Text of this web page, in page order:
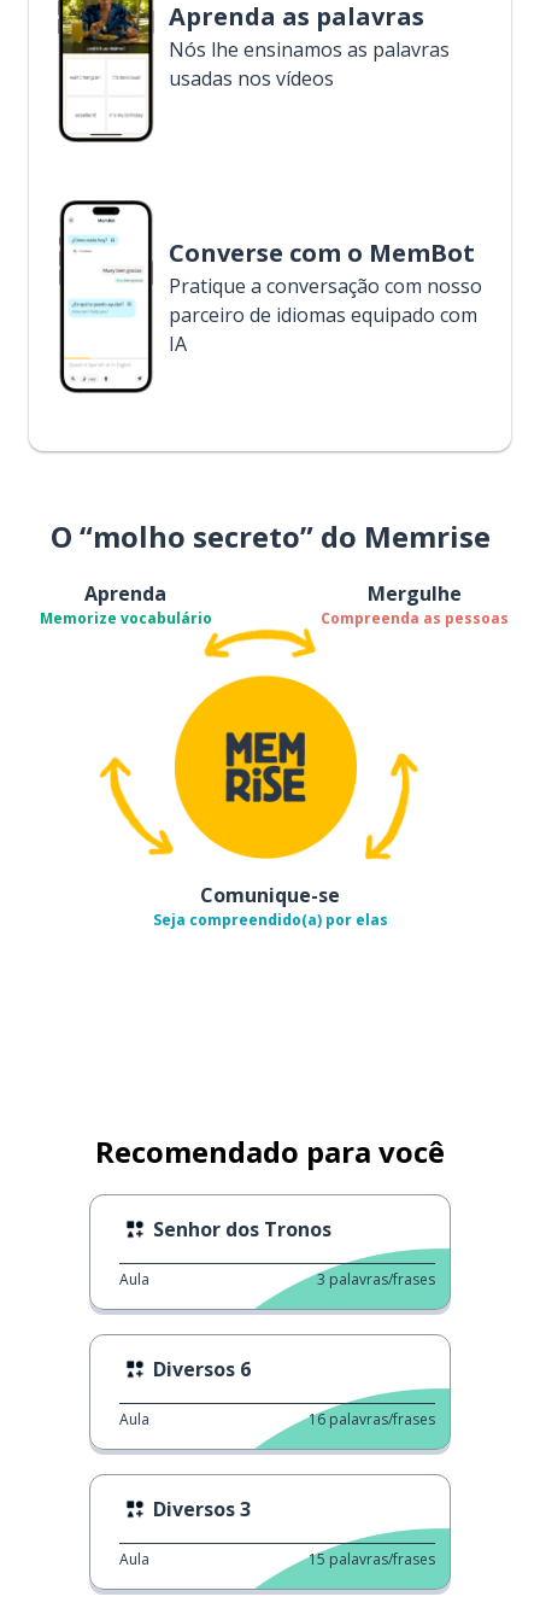
Aprenda as palavras
Nós lhe ensinamos as palavras
usadas nos vídeos
Converse com o MemBot
Pratique a conversação com nosso
parceiro de idiomas equipado com
IA
O “molho secreto” do Memrise
Aprenda
Memorize vocabulário
Mergulhe
Compreenda as pessoas
Comunique-se
Seja compreendido(a) por elas
Recomendado para você
Senhor dos Tronos
Aula 3 palavras/frases
Diversos 6
Aula 16 palavras/frases
Diversos 3
Aula 15 palavras/frases